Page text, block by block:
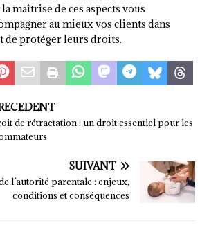
maîtrise de ces aspects vous
au mieux vos clients dans
de protéger leurs droits.
de rétractation : un droit essentiel pour les
SUIVANT
l’autorité parentale : enjeux,
conditions et conséquences